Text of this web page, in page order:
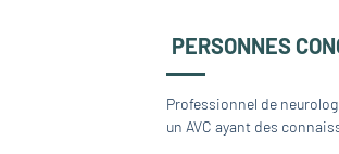
PERSONNES
Professionnel de
un AVC ayant des